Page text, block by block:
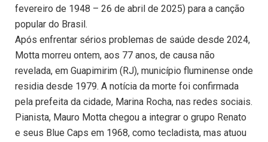
fevereiro de 1948 – 26 de abril de 2025) para a canção
popular do Brasil.
Após enfrentar sérios problemas de saúde desde 2024,
Motta morreu ontem, aos 77 anos, de causa não
revelada, em Guapimirim (RJ), município fluminense onde
residia desde 1979. A notícia da morte foi confirmada
pela prefeita da cidade, Marina Rocha, nas redes sociais.
Pianista, Mauro Motta chegou a integrar o grupo Renato
e seus Blue Caps em 1968, como tecladista, mas atuou